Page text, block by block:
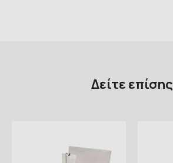
Δείτε επίσης